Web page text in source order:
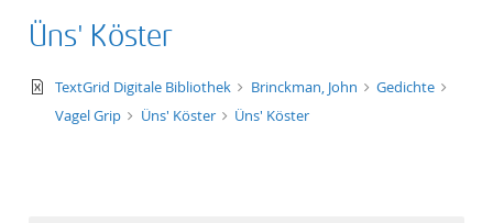
Üns' Köster
text/xml
TextGrid Digitale Bibliothek Brinckman, John
Gedichte
Vagel Grip
Üns' Köster Üns' Köster